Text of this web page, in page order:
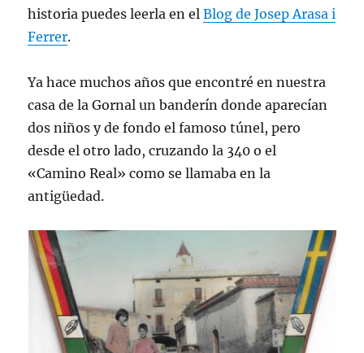
historia puedes leerla en elBlog de Josep Arasa i
Ferrer.
Ya hace muchos años que encontré en nuestra
casa de la Gornal un banderín donde aparecían
dos niños y de fondo el famoso túnel, pero
desde el otro lado, cruzando la 340 o el
«Camino Real» como se llamaba en la
antigüedad.